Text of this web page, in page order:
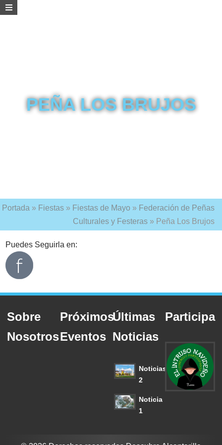
PEÑA LOS BRUJOS
Portada » Fiestas » Fiestas de Mayo » Federación de Peñas
Culturales y Festeras » Peña Los Brujos
Puedes Seguirla en:
Sobre
Nosotros
Próximos
Eventos
Últimas
Noticias
Noticias
2
Noticia
1
Participa